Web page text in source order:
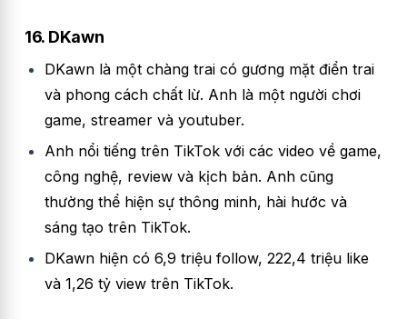
16. DKawn
DKawn là một chàng trai có gương mặt điển trai
và phong cách chất lừ. Anh là một người chơi
game, streamer và youtuber.
Anh nổi tiếng trên TikTok với các video về game,
công nghệ, review và kịch bản. Anh cũng
thường thể hiện sự thông minh, hài hước và
sáng tạo trên TikTok.
DKawn hiện có 6,9 triệu follow, 222,4 triệu like
và 1,26 tỷ view trên TikTok.